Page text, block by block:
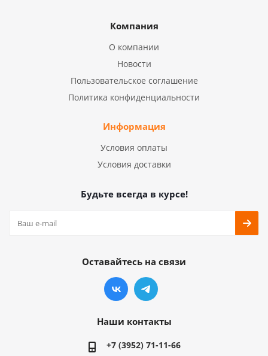
Компания
О компании
Новости
Пользовательское соглашение
Политика конфиденциальности
Информация
Условия оплаты
Условия доставки
Будьте всегда в курсе!
Оставайтесь на связи
Наши контакты
+7 (3952) 71-11-66